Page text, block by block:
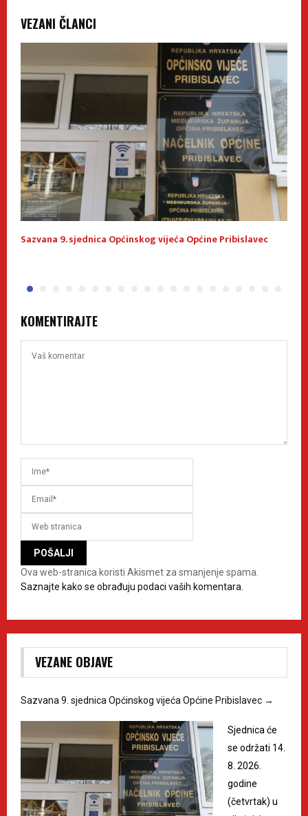
VEZANI ČLANCI
Sazvana 9. sjednica Općinskog vijeća Općine Pribislavec
KOMENTIRAJTE
Ova web-stranica koristi Akismet za smanjenje spama.
Saznajte kako se obrađuju podaci vaših komentara.
VEZANE OBJAVE
Sazvana 9. sjednica Općinskog vijeća Općine Pribislavec →
Sjednica će
se održati 14.
8. 2026.
godine
(četvrtak) u